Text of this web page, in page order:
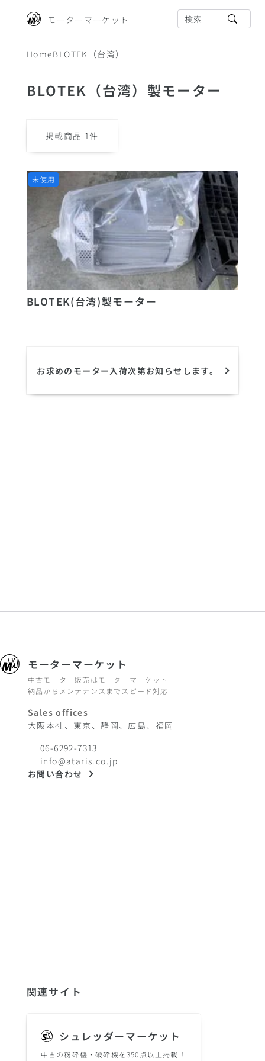
モーターマーケット 検索
HomeBLOTEK（台湾）
BLOTEK（台湾）製モーター
掲載商品 1件
BLOTEK(台湾)製モーター
未使用
お求めのモーター入荷次第お知らせします。
モーターマーケット
中古モーター販売はモーターマーケット
納品からメンテナンスまでスピード対応
Sales offices
大阪本社、東京、静岡、広島、福岡
06-6292-7313
info@ataris.co.jp
お問い合わせ
関連サイト
シュレッダーマーケット
中古の粉砕機・破砕機を350点以上掲載！